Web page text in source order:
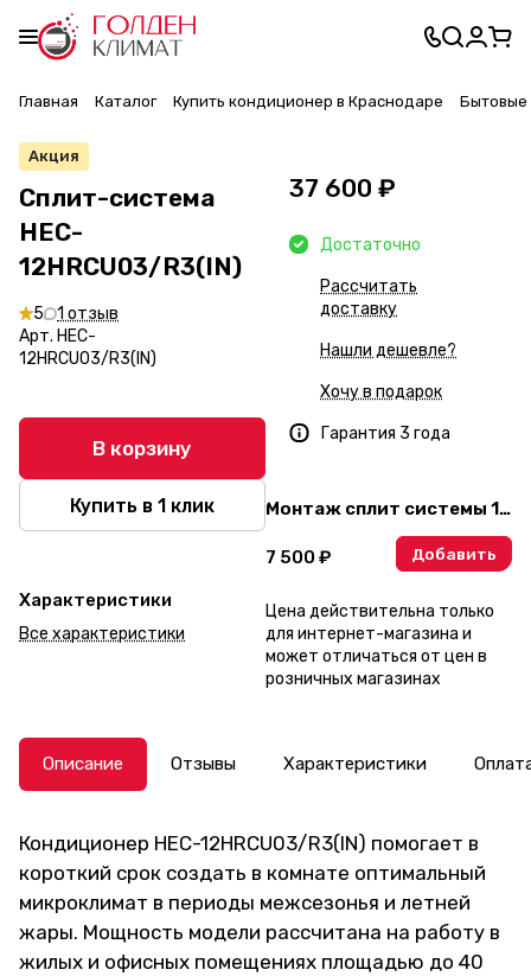
Главная Каталог Купить кондиционер в Краснодаре Бытовые
Акция
Сплит-система
HEC-
12HRCU03/R3(IN)
5
1 отзыв
Арт. HEC-
12HRCU03/R3(IN)
В корзину
Купить в 1 клик
Характеристики
Все характеристики
37 600 ₽
Достаточно
Рассчитать
доставку
Нашли дешевле?
Хочу в подарок
Гарантия 3 года
Монтаж сплит системы 12
7 500 ₽
Добавить
Цена действительна только
для интернет-магазина и
может отличаться от цен в
розничных магазинах
Описание Отзывы Характеристики
Кондиционер HEC-12HRCU03/R3(IN) помогает в
короткий срок создать в комнате оптимальный
микроклимат в периоды межсезонья и летней
жары. Мощность модели рассчитана на работу в
жилых и офисных помещениях площадью до 40